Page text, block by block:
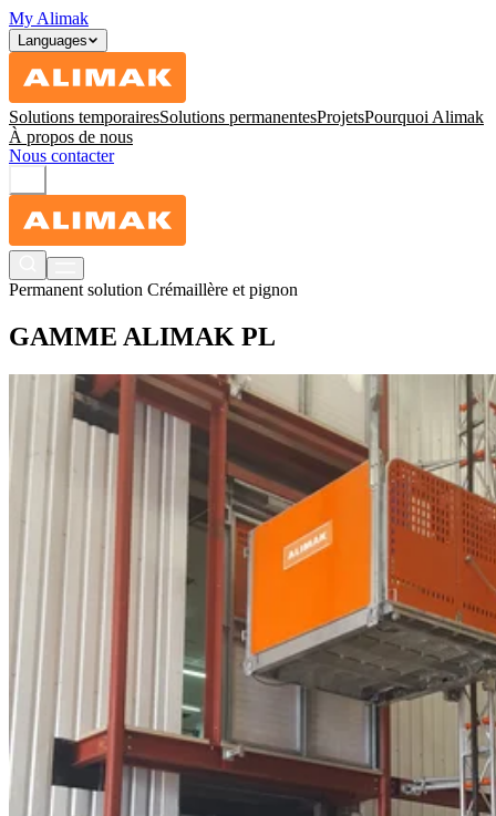
My Alimak
Languages
Solutions temporairesSolutions permanentesProjetsPourquoi Alimak
À propos de nous
Nous contacter
Permanent solution Crémaillère et pignon
GAMME ALIMAK PL